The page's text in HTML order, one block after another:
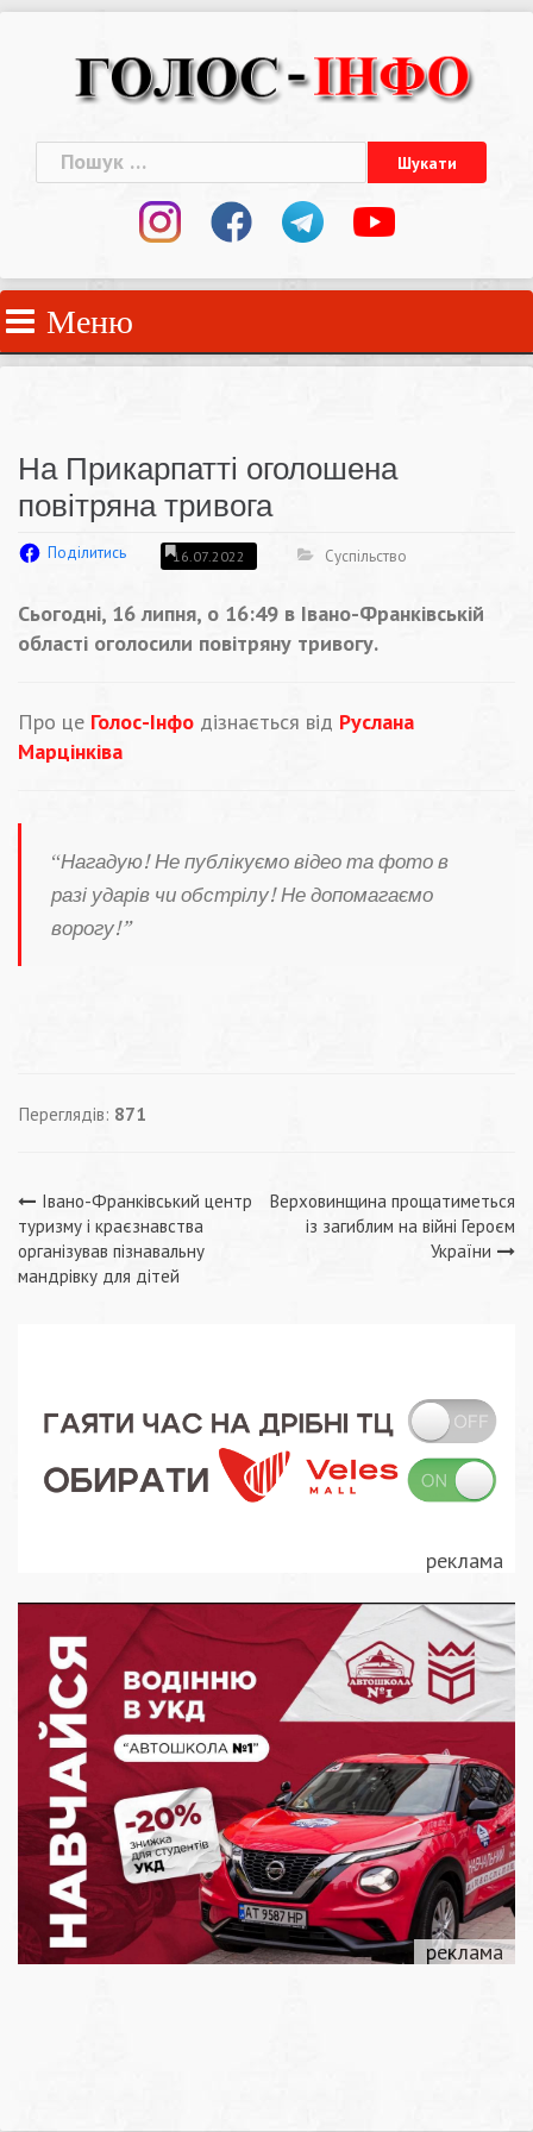
Пошук:
Меню
На Прикарпатті оголошена
повітряна тривога
Поділитись 16.07.2022 Суспільство
Сьогодні, 16 липня, о 16:49 в Івано-Франківській
області оголосили повітряну тривогу.
Про це Голос-Інфо дізнається від Руслана
Марцінківа
“Нагадую! Не публікуємо відео та фото в
разі ударів чи обстрілу! Не допомагаємо
ворогу!”
Переглядів: 871
Навігація
записів
Івано-Франківський центр
туризму і краєзнавства
організував пізнавальну
мандрівку для дітей
Верховинщина прощатиметься
із загиблим на війні Героєм
України